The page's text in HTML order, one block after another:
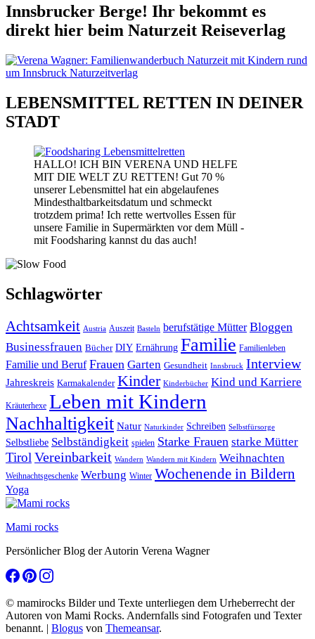
Innsbrucker Berge! Ihr bekommt es
direkt hier beim Naturzeit Reiseverlag
LEBENSMITTEL RETTEN IN DEINER
STADT
HALLO! ICH BIN VERENA UND HELFE
MIT DIE WELT ZU RETTEN! Gut 70 %
unserer Lebensmittel hat ein abgelaufenes
Mindesthaltbarkeitsdatum und schmeckt
trotzdem prima! Ich rette wertvolles Essen für
unsere Familie in Supermärkten vor dem Müll -
mit Foodsharing kannst du das auch!
Schlagwörter
Achtsamkeit Austria Auszeit Basteln berufstätige Mütter Bloggen
Businessfrauen Bücher DIY Ernährung Familie Familienleben
Familie und Beruf Frauen Garten Gesundheit Innsbruck Interview
Jahreskreis Karmakalender Kinder Kinderbücher Kind und Karriere
Kräuterhexe Leben mit Kindern
Nachhaltigkeit Natur Naturkinder Schreiben Selbstfürsorge
Selbstliebe Selbständigkeit spielen Starke Frauen starke Mütter
Tirol Vereinbarkeit Wandern Wandern mit Kindern Weihnachten
Weihnachtsgeschenke Werbung Winter Wochenende in Bildern
Yoga
Mami rocks
Persönlicher Blog der Autorin Verena Wagner
© mamirocks Bilder und Texte unterliegen dem Urheberrecht der
Autoren von Mami Rocks. Andernfalls sind Fotografen und Texter
benannt. | Blogus von Themeansar.